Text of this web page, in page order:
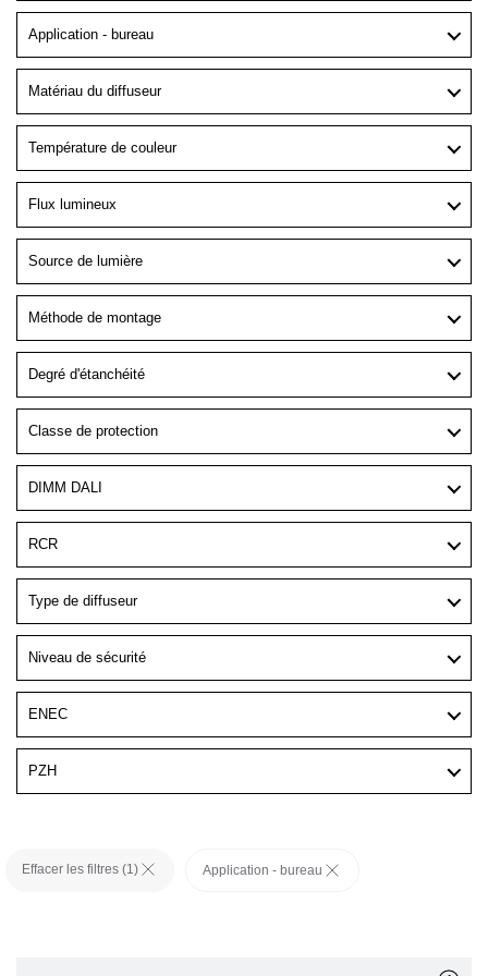
Application - bureau
Matériau du diffuseur
Température de couleur
Flux lumineux
Source de lumière
Méthode de montage
Degré d'étanchéité
Classe de protection
DIMM DALI
RCR
Type de diffuseur
Niveau de sécurité
ENEC
PZH
Effacer les filtres (1) Application - bureau